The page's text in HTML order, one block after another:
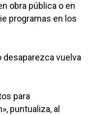
obra pública o en
programas en los
desaparezca vuelva
para
puntualiza, al